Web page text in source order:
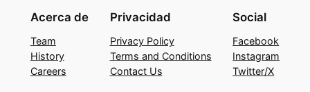
Acerca de
Team
History
Careers
Privacidad
Privacy Policy
Terms and Conditions
Contact Us
Social
Facebook
Instagram
Twitter/X